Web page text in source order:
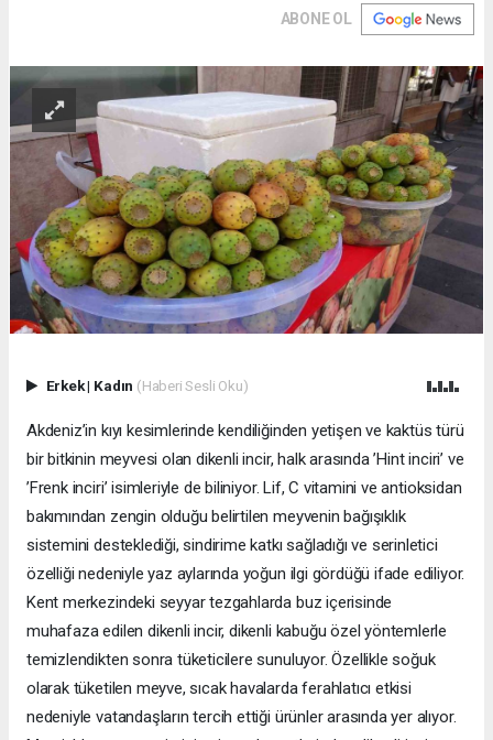
ABONE OL
Erkek| Kadın (Haberi Sesli Oku)
Akdeniz’in kıyı kesimlerinde kendiliğinden yetişen ve kaktüs türü
bir bitkinin meyvesi olan dikenli incir, halk arasında ’Hint inciri’ ve
’Frenk inciri’ isimleriyle de biliniyor. Lif, C vitamini ve antioksidan
bakımından zengin olduğu belirtilen meyvenin bağışıklık
sistemini desteklediği, sindirime katkı sağladığı ve serinletici
özelliği nedeniyle yaz aylarında yoğun ilgi gördüğü ifade ediliyor.
Kent merkezindeki seyyar tezgahlarda buz içerisinde
muhafaza edilen dikenli incir, dikenli kabuğu özel yöntemlerle
temizlendikten sonra tüketicilere sunuluyor. Özellikle soğuk
olarak tüketilen meyve, sıcak havalarda ferahlatıcı etkisi
nedeniyle vatandaşların tercih ettiği ürünler arasında yer alıyor.